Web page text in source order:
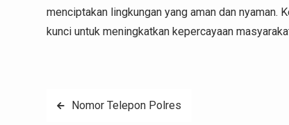
menciptakan lingkungan yang aman dan nyaman.
kunci untuk meningkatkan kepercayaan
PostNomor Telepon Polres